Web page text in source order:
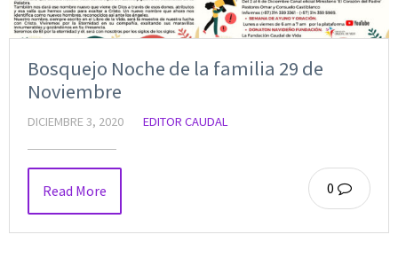
Bosquejo Noche de la familia 29 de
Noviembre
DICIEMBRE 3, 2020 EDITOR CAUDAL
0
Read More